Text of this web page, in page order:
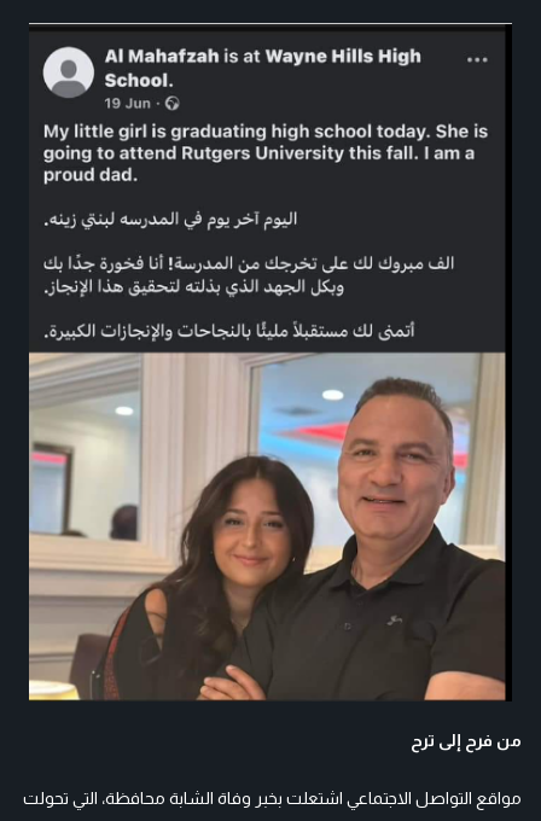
من فرح إلى ترح
مواقع التواصل الاجتماعي اشتعلت بخبر وفاة الشابة محافظة، التي تحولت